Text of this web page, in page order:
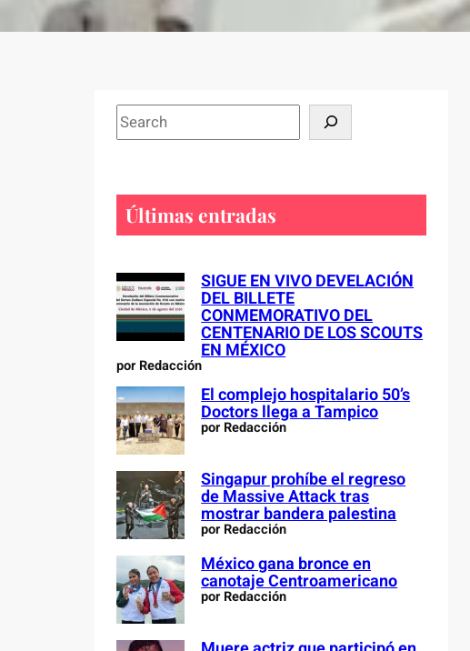
S
e
h
Últimas entradas
SIGUE EN VIVO DEVELACIÓN
DEL BILLETE
CONMEMORATIVO DEL
CENTENARIO DE LOS SCOUTS
EN MÉXICO
por Redacción
El complejo hospitalario 50’s
Doctors llega a Tampico
por Redacción
Singapur prohíbe el regreso
de Massive Attack tras
mostrar bandera palestina
por Redacción
México gana bronce en
canotaje Centroamericano
por Redacción